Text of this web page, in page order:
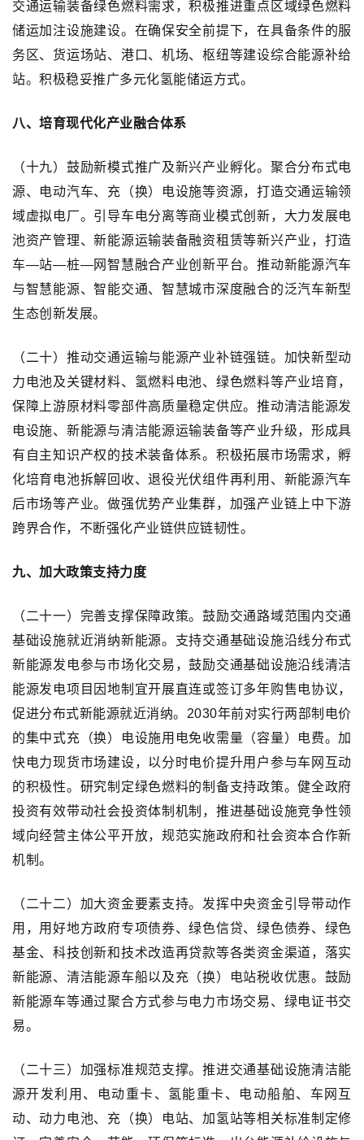
交通运输装备绿色燃料需求，积极推进重点区域绿色燃料
储运加注设施建设。在确保安全前提下，在具备条件的服
务区、货运场站、港口、机场、枢纽等建设综合能源补给
站。积极稳妥推广多元化氢能储运方式。
八、培育现代化产业融合体系
（十九）鼓励新模式推广及新兴产业孵化。聚合分布式电
源、电动汽车、充（换）电设施等资源，打造交通运输领
域虚拟电厂。引导车电分离等商业模式创新，大力发展电
池资产管理、新能源运输装备融资租赁等新兴产业，打造
车—站—桩—网智慧融合产业创新平台。推动新能源汽车
与智慧能源、智能交通、智慧城市深度融合的泛汽车新型
生态创新发展。
（二十）推动交通运输与能源产业补链强链。加快新型动
力电池及关键材料、氢燃料电池、绿色燃料等产业培育，
保障上游原材料零部件高质量稳定供应。推动清洁能源发
电设施、新能源与清洁能源运输装备等产业升级，形成具
有自主知识产权的技术装备体系。积极拓展市场需求，孵
化培育电池拆解回收、退役光伏组件再利用、新能源汽车
后市场等产业。做强优势产业集群，加强产业链上中下游
跨界合作，不断强化产业链供应链韧性。
九、加大政策支持力度
（二十一）完善支撑保障政策。鼓励交通路域范围内交通
基础设施就近消纳新能源。支持交通基础设施沿线分布式
新能源发电参与市场化交易，鼓励交通基础设施沿线清洁
能源发电项目因地制宜开展直连或签订多年购售电协议，
促进分布式新能源就近消纳。2030年前对实行两部制电价
的集中式充（换）电设施用电免收需量（容量）电费。加
快电力现货市场建设，以分时电价提升用户参与车网互动
的积极性。研究制定绿色燃料的制备支持政策。健全政府
投资有效带动社会投资体制机制，推进基础设施竞争性领
域向经营主体公平开放，规范实施政府和社会资本合作新
机制。
（二十二）加大资金要素支持。发挥中央资金引导带动作
用，用好地方政府专项债券、绿色信贷、绿色债券、绿色
基金、科技创新和技术改造再贷款等各类资金渠道，落实
新能源、清洁能源车船以及充（换）电站税收优惠。鼓励
新能源车等通过聚合方式参与电力市场交易、绿电证书交
易。
（二十三）加强标准规范支撑。推进交通基础设施清洁能
源开发利用、电动重卡、氢能重卡、电动船舶、车网互
动、动力电池、充（换）电站、加氢站等相关标准制定修